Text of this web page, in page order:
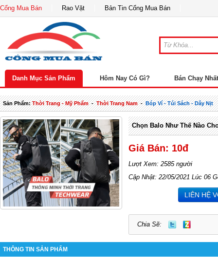
Cổng Mua Bán Rao Vặt Bản Tin Cổng Mua Bán
Danh Mục Sản Phẩm Hôm Nay Có Gì? Bán Chạy Nhất
Sản Phẩm:Thời Trang - Mỹ Phẩm-Thời Trang Nam-Bóp Ví - Túi Sách - Dây Nịt
Chọn Balo Như Thế Nào
Giá Bán: 10đ
Lượt Xem: 2585 người
Cập Nhật: 22/05/2021 Lúc 06
LIÊN HỆ
Chia Sẽ:
THÔNG TIN SẢN PHẨM